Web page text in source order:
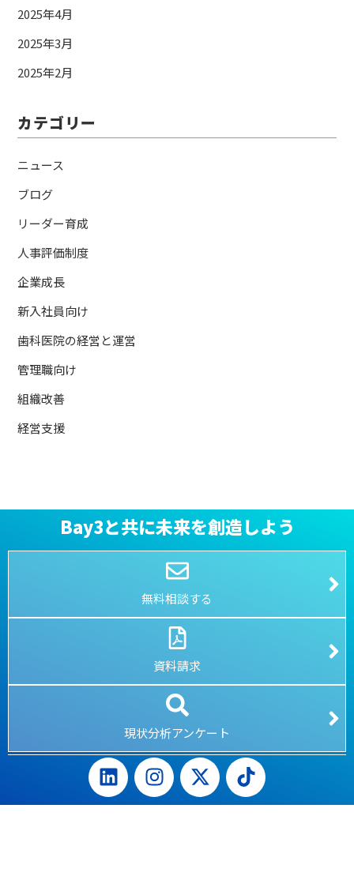
2025年4月
2025年3月
2025年2月
カテゴリー
ニュース
ブログ
リーダー育成
人事評価制度
企業成長
新入社員向け
歯科医院の経営と運営
管理職向け
組織改善
経営支援
Bay3と共に未来を創造しよう
無料相談する
資料請求
現状分析アンケート